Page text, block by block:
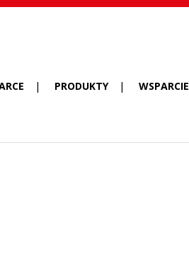
PRODUKTY WSPARCIE